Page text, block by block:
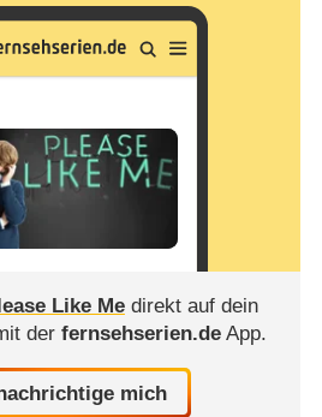
Like Medirekt auf dein
der fernsehserien.deApp.
mich